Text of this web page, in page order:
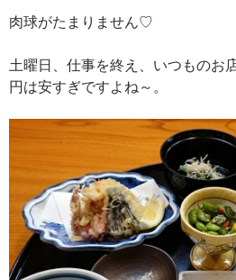
肉球がたまりません♡
土曜日、仕事を終え、いつものお
円は安すぎですよね～。